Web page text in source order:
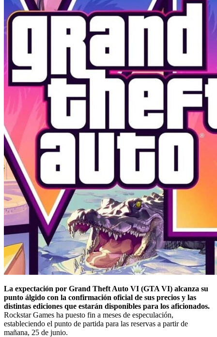
La expectación por Grand Theft Auto VI (GTA VI) alcanza su
punto álgido con la confirmación oficial de sus precios y las
distintas ediciones que estarán disponibles para los aficionados.
Rockstar Games ha puesto fin a meses de especulación,
estableciendo el punto de partida para las reservas a partir de
mañana, 25 de junio.